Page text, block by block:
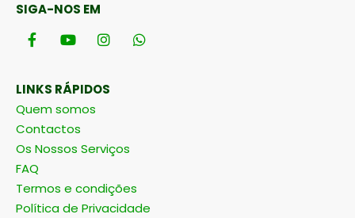
SIGA-NOS EM
LINKS RÁPIDOS
Quem somos
Contactos
Os Nossos Serviços
FAQ
Termos e condições
Política de Privacidade